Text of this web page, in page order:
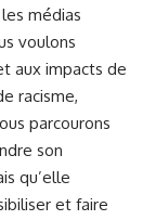
médias
voulons
aux impacts de
racisme,
parcourons
son
qu’elle
et faire